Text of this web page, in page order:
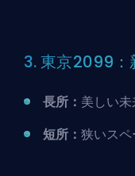
3. 東京2099：
長所： 美しい未
短所： 狭いスペ